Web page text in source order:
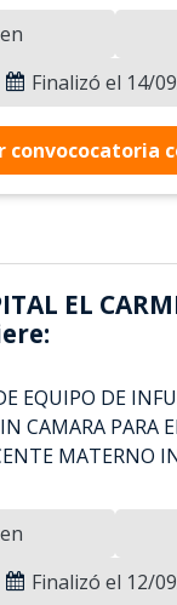
Finalizó el 14/
convococatoria
EL
EQUIPO DE
CAMARA PARA
MATERNO
Finalizó el 12/